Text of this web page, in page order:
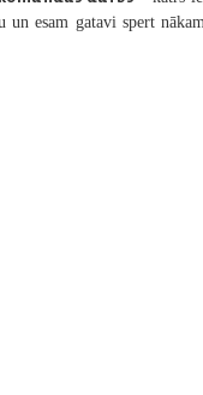
esam gatavi spert